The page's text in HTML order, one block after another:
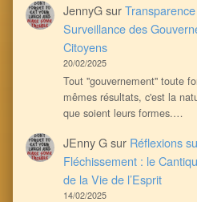
JennyGsur
Surveillance des
Citoyens
20/02/2025
Tout ''gouvernement'' toute
mêmes résultats, c'est la
que soient leurs formes.…
JEnny Gsur Réflexions
Fléchissement : le
de la Vie de l’Esprit
14/02/2025